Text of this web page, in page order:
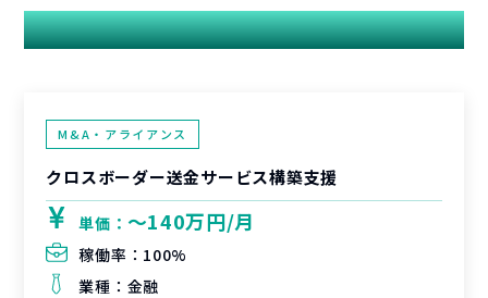
関連する案件
M&A・アライアンス
クロスボーダー送金サービス構築支援
単価： 〜140万円/月
稼働率： 100%
業種： 金融